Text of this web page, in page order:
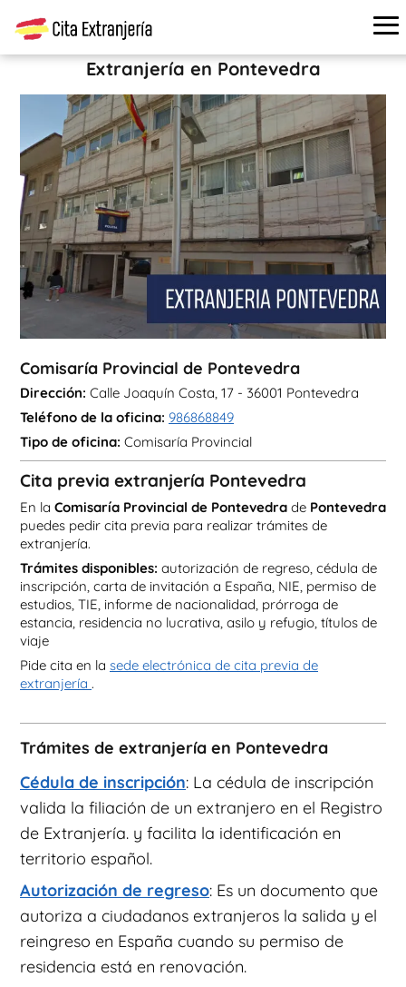
Cita extranjería › Oficinas de extranjería
Comisaría Provincial de Pontevedra
Extranjería en Pontevedra
Comisaría Provincial de Pontevedra
Dirección: Calle Joaquín Costa, 17 - 36001 Pontevedra
Teléfono de la oficina: 986868849
Tipo de oficina: Comisaría Provincial
Cita previa extranjería Pontevedra
En la Comisaría Provincial de Pontevedra de Pontevedra
puedes pedir cita previa para realizar trámites de
extranjería.
Trámites disponibles: autorización de regreso, cédula de
inscripción, carta de invitación a España, NIE, permiso de
estudios, TIE, informe de nacionalidad, prórroga de
estancia, residencia no lucrativa, asilo y refugio, títulos de
viaje
Pide cita en la sede electrónica de cita previa de
extranjería .
Trámites de extranjería en Pontevedra
Cédula de inscripción: La cédula de inscripción
valida la filiación de un extranjero en el Registro
de Extranjería. y facilita la identificación en
territorio español.
Autorización de regreso: Es un documento que
autoriza a ciudadanos extranjeros la salida y el
reingreso en España cuando su permiso de
residencia está en renovación.